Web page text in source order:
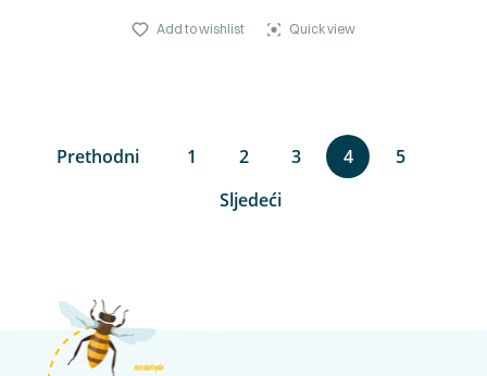
Add to wishlist Quick view
Prethodni 1 2 3 4
5
Sljedeći
kosnicashop.ba